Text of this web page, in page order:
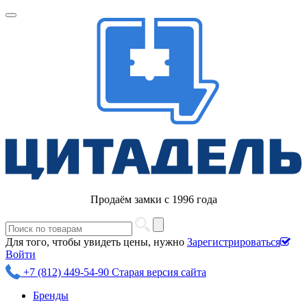
Продаём замки с 1996 года
Для того, чтобы увидеть цены, нужно Зарегистрироваться
Войти
+7 (812) 449-54-90 Старая версия сайта
Бренды